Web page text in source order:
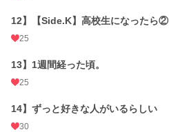
12】【Side.K】高校生になったら②
25
13】1週間経った頃。
25
14】ずっと好きな人がいるらしい
30